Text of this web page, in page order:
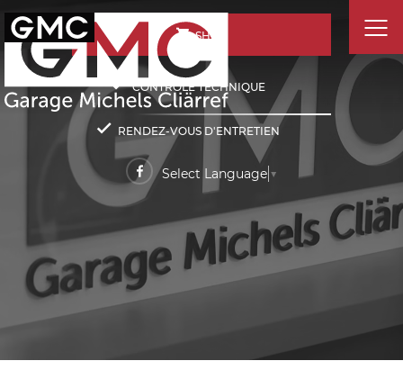
SHOP
CONTRÔLE TECHNIQUE
RENDEZ-VOUS D'ENTRETIEN
Select Language ▼